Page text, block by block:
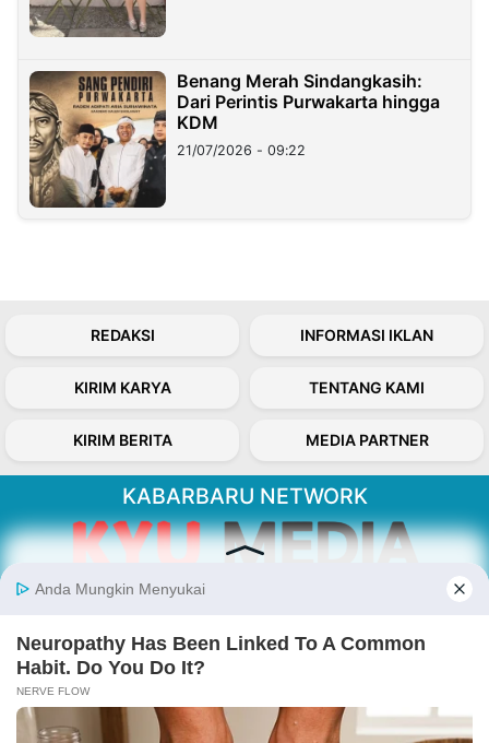
Benang Merah Sindangkasih:
Dari Perintis Purwakarta hingga
KDM
21/07/2026 - 09:22
REDAKSI INFORMASI IKLAN
KIRIM KARYA TENTANG KAMI
KIRIM BERITA MEDIA PARTNER
KABARBARU NETWORK
Kabarbaru.co menyajikan berita aktual dan